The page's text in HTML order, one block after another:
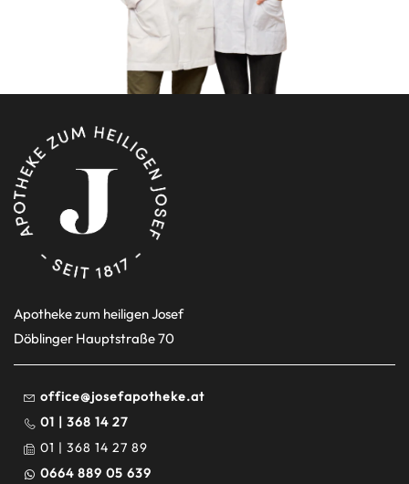
Apotheke zum heiligen Josef
Döblinger Hauptstraße 70
office@josefapotheke.at
01 | 368 14 27
01 | 368 14 27 89
0664 889 05 639